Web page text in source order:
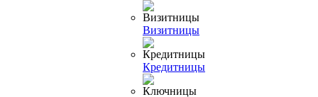
Визитницы
Кредитницы